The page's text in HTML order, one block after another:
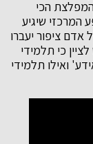
הכי
המרכזי שיגיע
ציפור יעברו
כי תלמידי
ואילו תלמידי